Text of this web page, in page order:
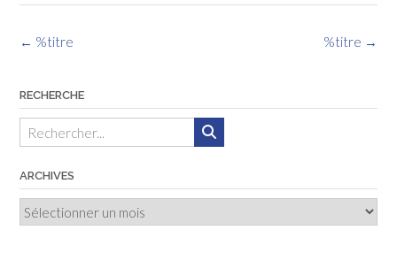
Navigation
%titre →
← %titre
RECHERCHE
ARCHIVES
Archives